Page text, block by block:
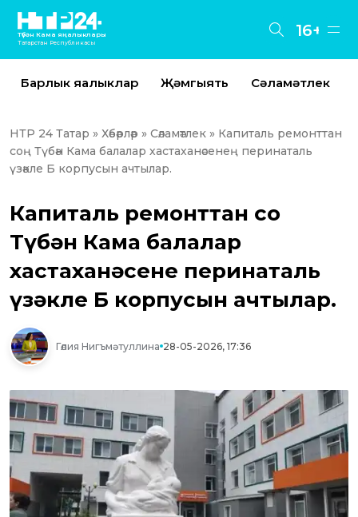
Түбән Кама яңалыклары
Татарстан Республикасы
16+
Барлык яңалыклар Җәмгыять Сәламәтлек
НТР 24 Татар » Хәбәрләр » Сәламәтлек » Капиталь ремонттан
соң Түбән Кама балалар хастаханәсенең перинаталь
үзәкле Б корпусын ачтылар.
Капиталь ремонттан соң
Түбән Кама балалар
хастаханәсенең перинаталь
үзәкле Б корпусын ачтылар.
Гөлия Нигъмәтуллина 28-05-2026, 17:36